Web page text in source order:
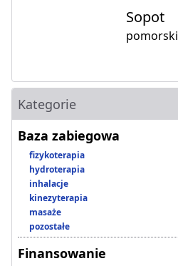
Sopot
Kategorie
Baza zabiegowa
fizykoterapia
hydroterapia
inhalacje
kinezyterapia
masaże
pozostałe
Finansowanie